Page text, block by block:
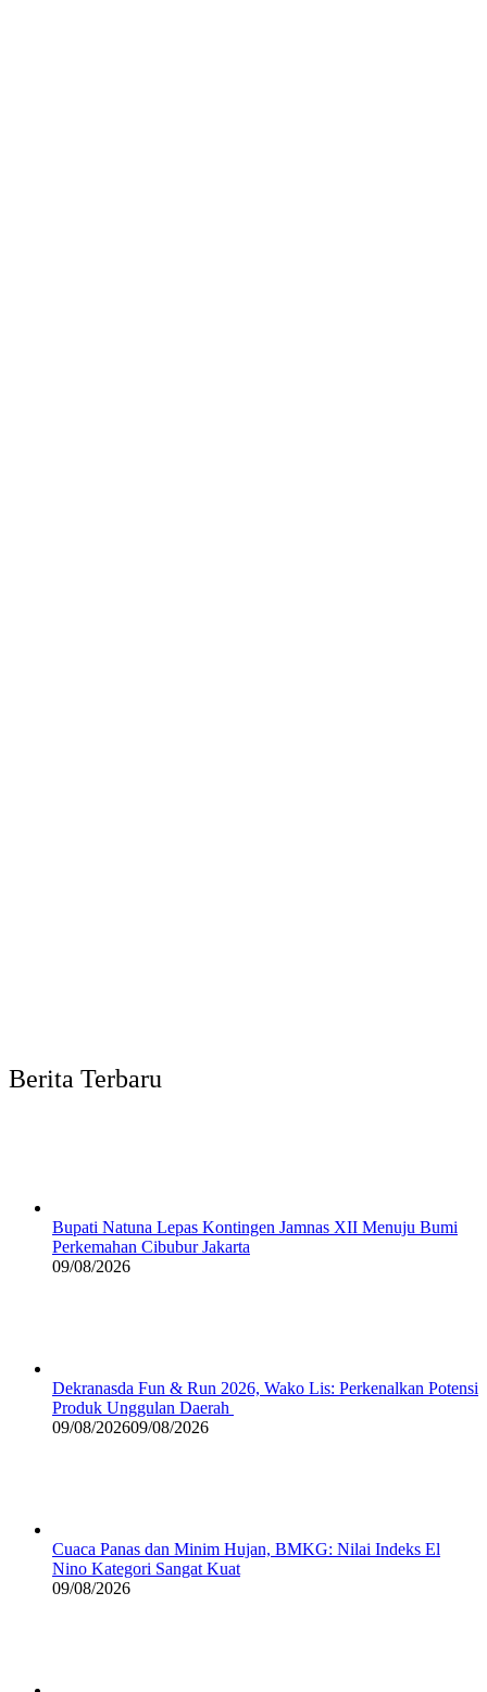
Berita Terbaru
Bupati Natuna Lepas Kontingen Jamnas XII Menuju Bumi
Perkemahan Cibubur Jakarta
09/08/2026
Dekranasda Fun & Run 2026, Wako Lis: Perkenalkan Potensi
Produk Unggulan Daerah
09/08/202609/08/2026
Cuaca Panas dan Minim Hujan, BMKG: Nilai Indeks El
Nino Kategori Sangat Kuat
09/08/2026